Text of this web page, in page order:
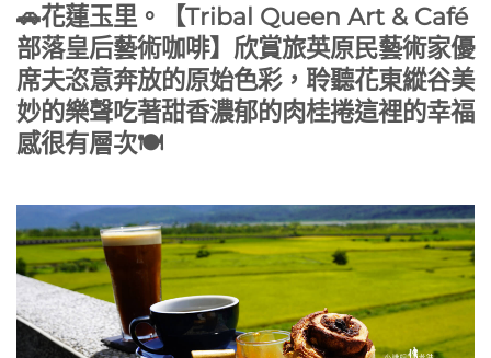
🚗花蓮玉里。【Tribal Queen Art & Café
部落皇后藝術咖啡】欣賞旅英原民藝術家優
席夫恣意奔放的原始色彩，聆聽花東縱谷美
妙的樂聲吃著甜香濃郁的肉桂捲這裡的幸福
感很有層次🍽